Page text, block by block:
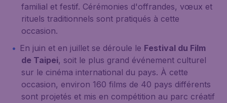
familial et festif. Cérémonies d'offrandes, vœux et
rituels traditionnels sont pratiqués à cette
occasion.
En juin et en juillet se déroule le Festival du Film
de Taipei, soit le plus grand événement culturel
sur le cinéma international du pays. À cette
occasion, environ 160 films de 40 pays différents
sont projetés et mis en compétition au parc créatif